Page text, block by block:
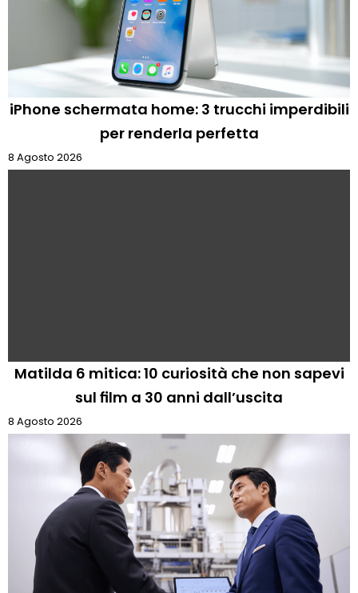
iPhone schermata home: 3 trucchi imperdibili
per renderla perfetta
8 Agosto 2026
Matilda 6 mitica: 10 curiosità che non sapevi
sul film a 30 anni dall’uscita
8 Agosto 2026